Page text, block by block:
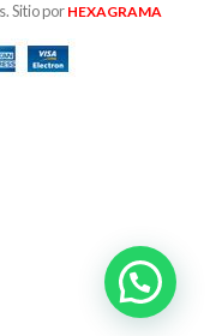
Sitio porHEXAGRAMA